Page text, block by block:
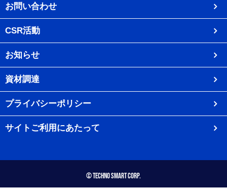
お問い合わせ
CSR活動
お知らせ
資材調達
プライバシーポリシー
サイトご利用にあたって
© Techno Smart Corp.